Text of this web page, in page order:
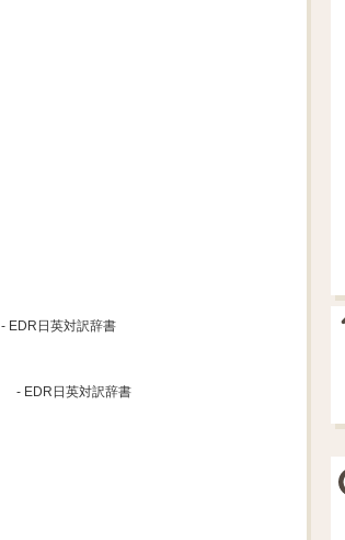
- EDR日英対訳辞書
- EDR日英対訳辞書